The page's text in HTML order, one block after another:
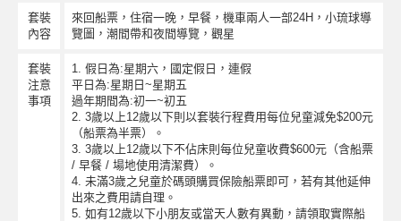
套裝
內容
來回船票，住宿一晚，早餐，機車兩人一部24H，小琉球導
覽圖，潮間帶和夜間導覽，觀星
套裝
注意
事項
1. 假日為:星期六，國定假日，連假
平日為:星期日~星期五
過年期間為:初一~初五
2. 3歲以上12歲以下則以套裝行程費用每位兒童減免$200元
（船票為半票）。
3. 3歲以上12歲以下不佔床則每位兒童收費$600元（含船票
/ 早餐 / 場地使用清潔費）。
4. 未滿3歲之兒童於碼頭購買保險船票即可，若有其他延伸
出來之費用請自理。
5. 如有12歲以下小朋友或當天人數有異動，請領取實際船